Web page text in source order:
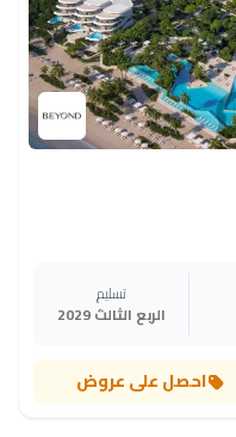
تسليم
الربع الثالث 2029
احصل على عروض